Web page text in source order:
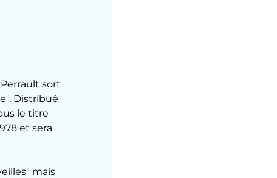
Distribué
le titre
et sera
mais